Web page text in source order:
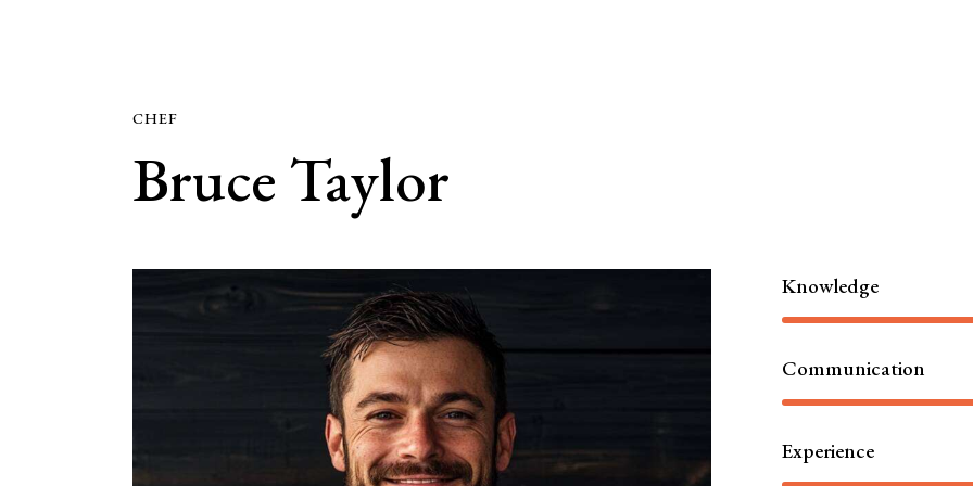
CHEF
Bruce Taylor
Knowledge
Communication
Experience